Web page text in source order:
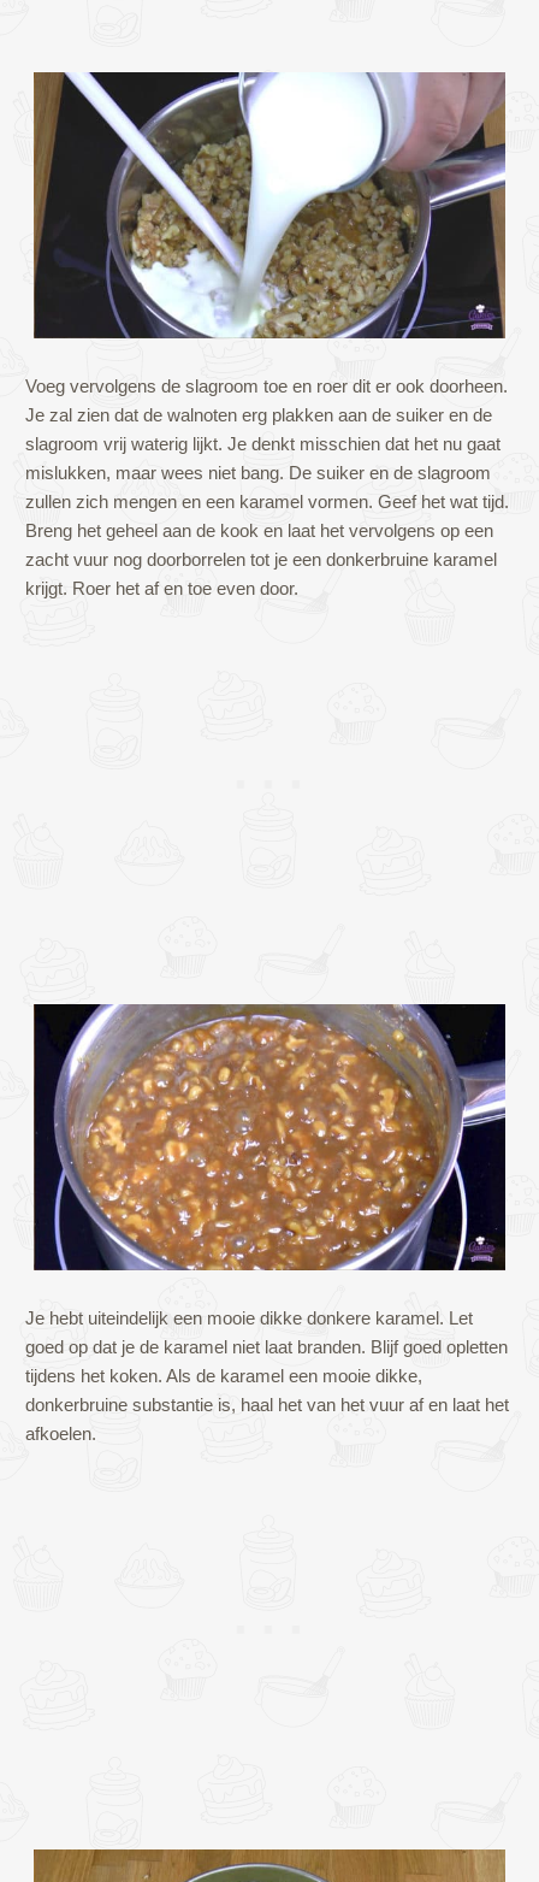
Voeg vervolgens de slagroom toe en roer dit er ook doorheen.
Je zal zien dat de walnoten erg plakken aan de suiker en de
slagroom vrij waterig lijkt. Je denkt misschien dat het nu gaat
mislukken, maar wees niet bang. De suiker en de slagroom
zullen zich mengen en een karamel vormen. Geef het wat tijd.
Breng het geheel aan de kook en laat het vervolgens op een
zacht vuur nog doorborrelen tot je een donkerbruine karamel
krijgt. Roer het af en toe even door.
Je hebt uiteindelijk een mooie dikke donkere karamel. Let
goed op dat je de karamel niet laat branden. Blijf goed opletten
tijdens het koken. Als de karamel een mooie dikke,
donkerbruine substantie is, haal het van het vuur af en laat het
afkoelen.